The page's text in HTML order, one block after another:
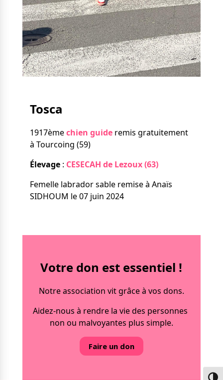
Nos solutions
Le chien guide d’aveugle
La canne blanche
électronique
Le Bemob
Formation
Tout savoir
Irremplaçables, la
série
Tosca
1917èmechien guideremis gratuitement
à Tourcoing (59)
Élevage: CESECAH de Lezoux (63)
Femelle labrador sable remise à Anaïs
SIDHOUM le 07 juin 2024
Votre don est essentiel !
Notre association vit grâce à vos dons.
Aidez-nous à rendre la vie des personnes
non ou malvoyantes plus simple.
Faire un don